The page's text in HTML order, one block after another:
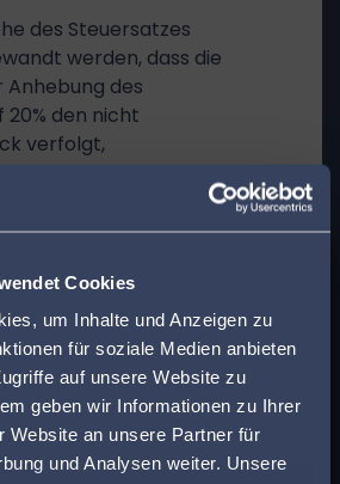
Cookies
um Inhalte und Anzeigen zu
für soziale Medien anbieten
auf unsere Website zu
geben wir Informationen zu Ihrer
Website an unsere Partner für
und Analysen weiter. Unsere
des Steuersatzes
werden, dass die
des
20% den nicht
verfolgt,
anerkannt,
grundsätzlich
verfolgt werden
die steuerliche Lenkung
Auswirkung einer
eine
mit
den
Anwalt in
ein, um beim Lesen
einen kompetenten